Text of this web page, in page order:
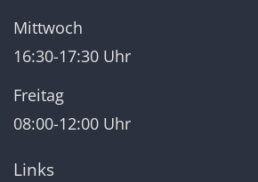
Mittwoch
16:30-17:30 Uhr
Freitag
08:00-12:00 Uhr
Links